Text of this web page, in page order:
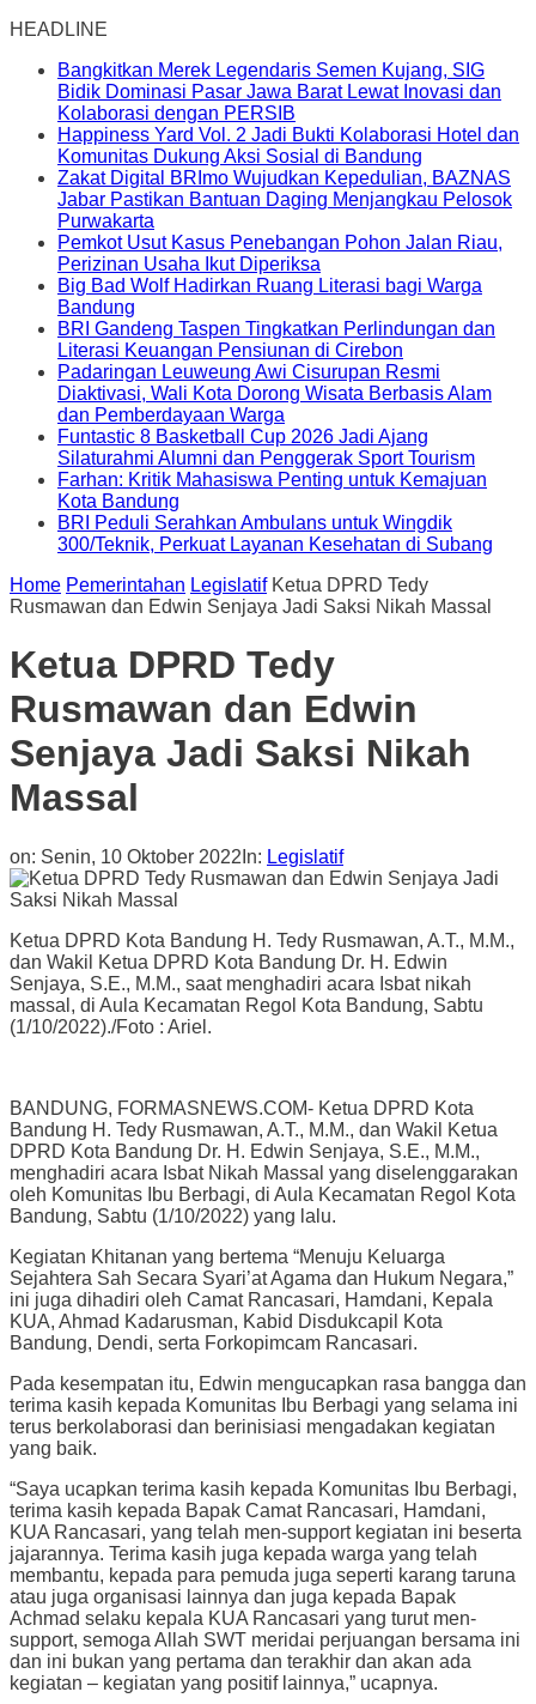
HEADLINE
Bangkitkan Merek Legendaris Semen Kujang, SIG
Bidik Dominasi Pasar Jawa Barat Lewat Inovasi dan
Kolaborasi dengan PERSIB
Happiness Yard Vol. 2 Jadi Bukti Kolaborasi Hotel dan
Komunitas Dukung Aksi Sosial di Bandung
Zakat Digital BRImo Wujudkan Kepedulian, BAZNAS
Jabar Pastikan Bantuan Daging Menjangkau Pelosok
Purwakarta
Pemkot Usut Kasus Penebangan Pohon Jalan Riau,
Perizinan Usaha Ikut Diperiksa
Big Bad Wolf Hadirkan Ruang Literasi bagi Warga
Bandung
BRI Gandeng Taspen Tingkatkan Perlindungan dan
Literasi Keuangan Pensiunan di Cirebon
Padaringan Leuweung Awi Cisurupan Resmi
Diaktivasi, Wali Kota Dorong Wisata Berbasis Alam
dan Pemberdayaan Warga
Funtastic 8 Basketball Cup 2026 Jadi Ajang
Silaturahmi Alumni dan Penggerak Sport Tourism
Farhan: Kritik Mahasiswa Penting untuk Kemajuan
Kota Bandung
BRI Peduli Serahkan Ambulans untuk Wingdik
300/Teknik, Perkuat Layanan Kesehatan di Subang
Home Pemerintahan Legislatif Ketua DPRD Tedy
Rusmawan dan Edwin Senjaya Jadi Saksi Nikah Massal
Ketua DPRD Tedy
Rusmawan dan Edwin
Senjaya Jadi Saksi Nikah
Massal
on: Senin, 10 Oktober 2022 In: Legislatif
Ketua DPRD Kota Bandung H. Tedy Rusmawan, A.T., M.M.,
dan Wakil Ketua DPRD Kota Bandung Dr. H. Edwin
Senjaya, S.E., M.M., saat menghadiri acara Isbat nikah
massal, di Aula Kecamatan Regol Kota Bandung, Sabtu
(1/10/2022)./Foto : Ariel.
BANDUNG, FORMASNEWS.COM- Ketua DPRD Kota
Bandung H. Tedy Rusmawan, A.T., M.M., dan Wakil Ketua
DPRD Kota Bandung Dr. H. Edwin Senjaya, S.E., M.M.,
menghadiri acara Isbat Nikah Massal yang diselenggarakan
oleh Komunitas Ibu Berbagi, di Aula Kecamatan Regol Kota
Bandung, Sabtu (1/10/2022) yang lalu.
Kegiatan Khitanan yang bertema “Menuju Keluarga
Sejahtera Sah Secara Syari’at Agama dan Hukum Negara,”
ini juga dihadiri oleh Camat Rancasari, Hamdani, Kepala
KUA, Ahmad Kadarusman, Kabid Disdukcapil Kota
Bandung, Dendi, serta Forkopimcam Rancasari.
Pada kesempatan itu, Edwin mengucapkan rasa bangga dan
terima kasih kepada Komunitas Ibu Berbagi yang selama ini
terus berkolaborasi dan berinisiasi mengadakan kegiatan
yang baik.
“Saya ucapkan terima kasih kepada Komunitas Ibu Berbagi,
terima kasih kepada Bapak Camat Rancasari, Hamdani,
KUA Rancasari, yang telah men-support kegiatan ini beserta
jajarannya. Terima kasih juga kepada warga yang telah
membantu, kepada para pemuda juga seperti karang taruna
atau juga organisasi lainnya dan juga kepada Bapak
Achmad selaku kepala KUA Rancasari yang turut men-
support, semoga Allah SWT meridai perjuangan bersama ini
dan ini bukan yang pertama dan terakhir dan akan ada
kegiatan – kegiatan yang positif lainnya,” ucapnya.